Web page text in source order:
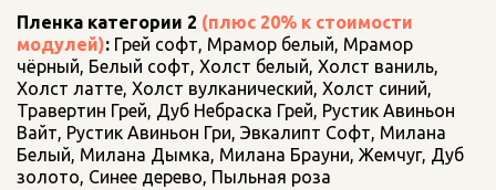
Пленка категории 2 (плюс 20% к стоимости
модулей): Грей софт, Мрамор белый, Мрамор
чёрный, Белый софт, Холст белый, Холст ваниль,
Холст латте, Холст вулканический, Холст синий,
Травертин Грей, Дуб Небраска Грей, Рустик Авиньон
Вайт, Рустик Авиньон Гри, Эвкалипт Софт, Милана
Белый, Милана Дымка, Милана Брауни, Жемчуг, Дуб
золото, Синее дерево, Пыльная роза